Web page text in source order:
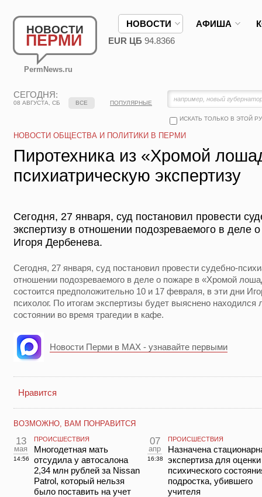
НОВОСТИ
ПЕРМИ
PermNews.ru
НОВОСТИ АФИША
EUR ЦБ 94.8366
СЕГОДНЯ:
08 АВГУСТА, СБ
ИСКАТЬ ТОЛЬКО В ЭТОЙ
ВСЕ ПОПУЛЯРНЫЕ
НОВОСТИ ОБЩЕСТВА И ПОЛИТИКИ В ПЕРМИ
Пиротехника из «Хромой
психиатрическую экспертизу
Сегодня, 27 января, суд постановил провести
экспертизу в отношении подозреваемого в
Игоря Дербенева.
Сегодня, 27 января, суд постановил провести судебно-
отношении подозреваемого в деле о пожаре в «Хромой
состоится предположительно 10 и 17 февраля, в эти дни
психолог. По итогам экспертизы будет выяснено
состоянии во время трагедии в кафе.
Новости Перми в MAX - узнавайте первыми
Нравится
ВОЗМОЖНО, ВАМ ПОНРАВИТСЯ
13
мая
14:56
ПРОИСШЕСТВИЯ
Многодетная мать
отсудила у автосалона
2,34 млн рублей за Nissan
Patrol, который нельзя
было поставить на учет
07
апр
16:38
ПРОИСШЕСТВИЯ
Назначена
экспертиза для оценки
психического
подростка, убившего
учителя